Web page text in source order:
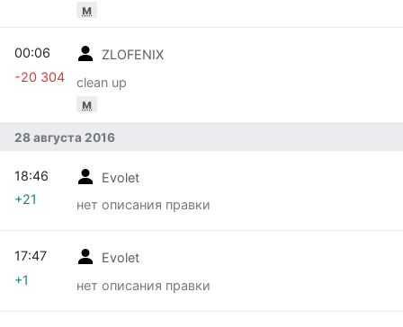
м
ZLOFENIХ
clean up
м
00:06
-20 304
28 августа 2016
Evolet
нет описания правки
18:46
+21
Evolet
нет описания правки
17:47
+1